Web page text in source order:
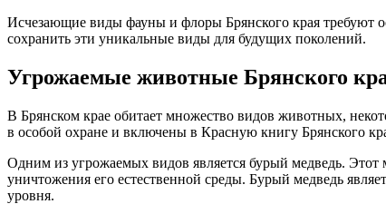
Исчезающие виды фауны и флоры Брянского края требуют
сохранить эти уникальные виды для будущих поколений.
Угрожаемые животные Брянского
В Брянском крае обитает множество видов животных,
в особой охране и включены в Красную книгу Брянского
Одним из угрожаемых видов является бурый медведь. Этот
уничтожения его естественной среды. Бурый медведь
уровня.